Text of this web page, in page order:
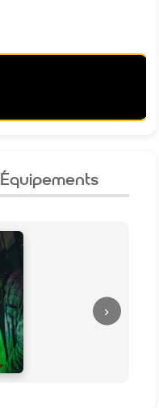
Équipements
›